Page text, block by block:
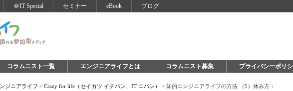
＠IT Special セミナー eBook ブログ
コラムニスト一覧 エンジニアライフとは コラムニスト募集 プライバシーポリ
ジニアライフ > Crazy for life（セイカツ イチバン、IT ニバン） > 知的エンジニアライフの方法 （5）休み方：